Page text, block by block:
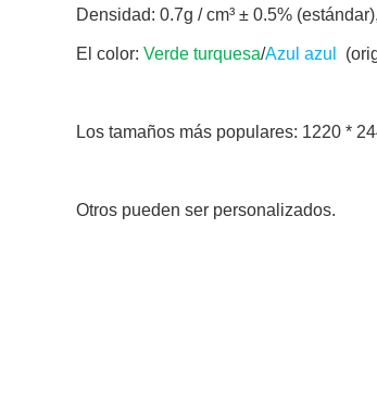
Densidad: 0.7g / cm³ ± 0.5%
El color: Verde turquesa/Azul azul
Los tamaños más populares: 1220 *
Otros pueden ser personalizados.